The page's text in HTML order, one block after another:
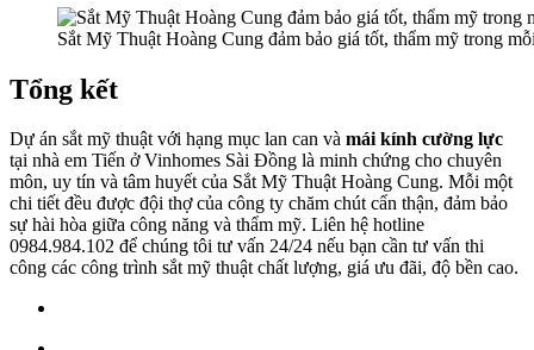
Sắt Mỹ Thuật Hoàng Cung đảm bảo giá tốt, thẩm mỹ trong
Tổng kết
Dự án sắt mỹ thuật với hạng mục lan can và mái kính cường lực
tại nhà em Tiến ở Vinhomes Sài Đồng là minh chứng cho chuyên
môn, uy tín và tâm huyết của Sắt Mỹ Thuật Hoàng Cung. Mỗi một
chi tiết đều được đội thợ của công ty chăm chút cẩn thận, đảm bảo
sự hài hòa giữa công năng và thẩm mỹ. Liên hệ hotline
0984.984.102 để chúng tôi tư vấn 24/24 nếu bạn cần tư vấn thi
công các công trình sắt mỹ thuật chất lượng, giá ưu đãi, độ bền cao.